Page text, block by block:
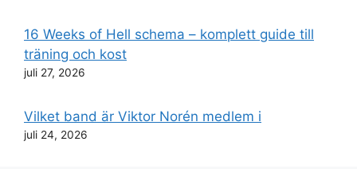
16 Weeks of Hell schema – komplett guide till
träning och kost
juli 27, 2026
Vilket band är Viktor Norén medlem i
juli 24, 2026